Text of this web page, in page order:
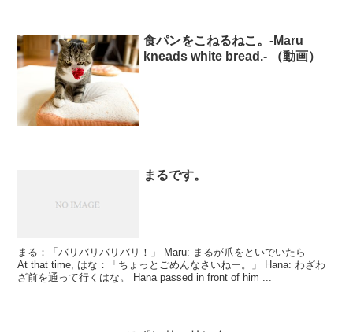
食パンをこねるねこ。-Maru
kneads white bread.- （動画）
まるです。
まる：「バリバリバリバリ！」 Maru: まるが爪をといでいたら――
At that time, はな：「ちょっとごめんなさいねー。」 Hana: わざわ
ざ前を通って行くはな。 Hana passed in front of him ...